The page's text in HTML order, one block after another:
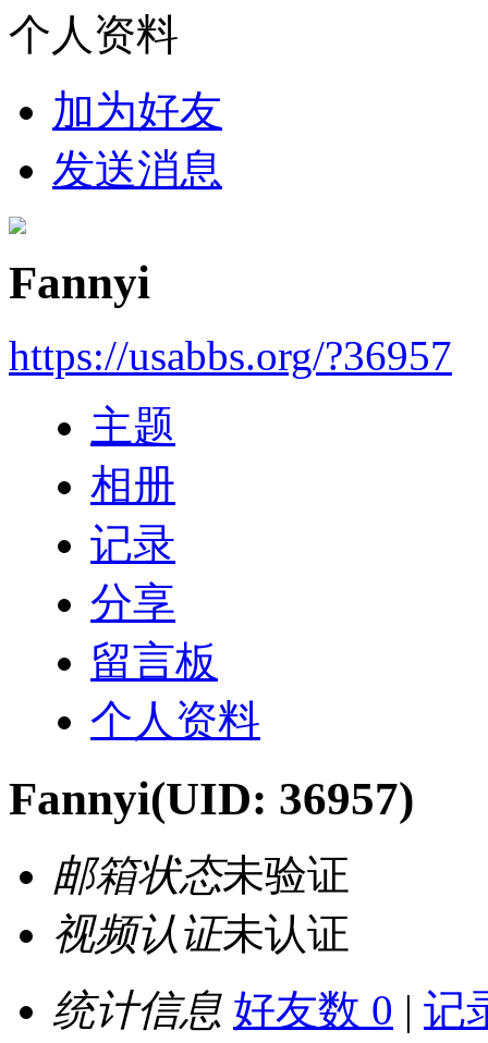
个人资料
加为好友
发送消息
Fannyi
https://usabbs.org/?36957
主题
相册
记录
分享
留言板
个人资料
Fannyi(UID: 36957)
邮箱状态未验证
视频认证未认证
统计信息 好友数 0 | 记